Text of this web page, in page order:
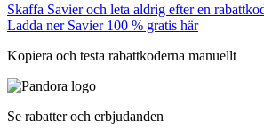
Skaffa Savier och leta aldrig efter en
Ladda ner Savier 100 % gratis här
Kopiera och testa rabattkoderna manuellt
Se rabatter och erbjudanden